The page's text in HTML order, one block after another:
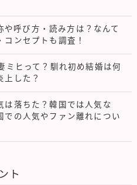
や呼び方・読み方は？なんて
コンセプトも調査！
ミヒって？馴れ初め結婚は何
上した？
は落ちた？韓国では人気な
での人気やファン離れについ
ト